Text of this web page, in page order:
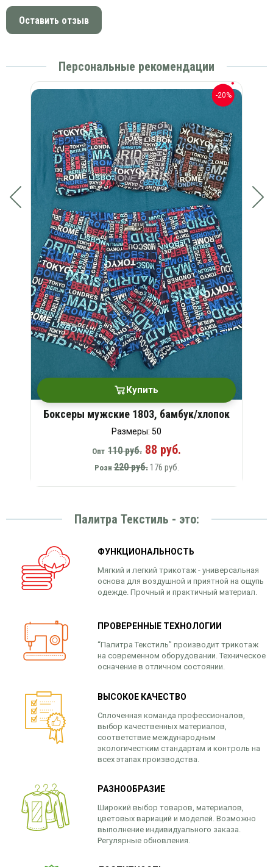
Оставить отзыв
Персональные рекомендации
-20%
Купить
Боксеры мужские 1803, бамбук/хлопок
Размеры: 50
Опт 110 руб. 88 руб.
Розн 220 руб.176 руб.
Палитра Текстиль - это:
ФУНКЦИОНАЛЬНОСТЬ
Мягкий и легкий трикотаж - универсальная
основа для воздушной и приятной на ощупь
одежде. Прочный и практичный материал.
ПРОВЕРЕННЫЕ ТЕХНОЛОГИИ
“Палитра Текстиль” производит трикотаж
на современном оборудовании. Техническое
осначение в отличном состоянии.
ВЫСОКОЕ КАЧЕСТВО
Сплоченная команда профессионалов,
выбор качественных материалов,
соответствие международным
экологичестким стандартам и контроль на
всех этапах производства.
РАЗНООБРАЗИЕ
Широкий выбор товаров, материалов,
цветовых вариаций и моделей. Возможно
выполнение индивидуального заказа.
Регулярные обновления.